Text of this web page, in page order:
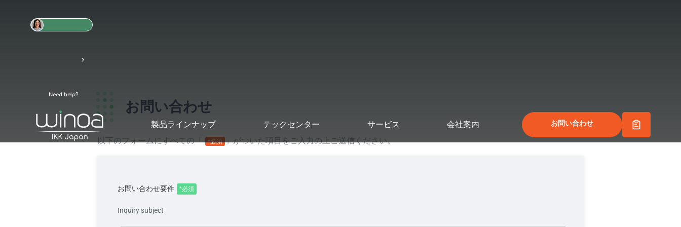
Need help?
製品ラインナップ テックセンター サービス 会社案内 お問い合わせ
お問い合わせ
以下のフォームにすべての「 *必須 」がついた項目をご入力の上ご送信ください。
お問い合わせ要件 *必須
Inquiry subject